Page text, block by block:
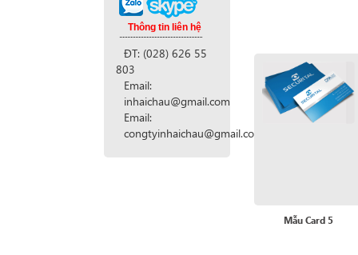
Thông tin liên hệ
ĐT: (028) 626 55
803
Email:
inhaichau@gmail.com
Email:
congtyinhaichau@gmail.com
Mẫu Card 5